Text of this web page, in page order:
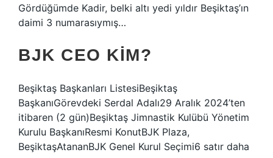
Gördüğümde Kadir, belki altı yedi yıldır Beşiktaş’ın
daimi 3 numarasıymış…
BJK CEO KIM?
Beşiktaş Başkanları ListesiBeşiktaş
BaşkanıGörevdeki Serdal Adalı29 Aralık 2024’ten
itibaren (2 gün)Beşiktaş Jimnastik Kulübü Yönetim
Kurulu BaşkanıResmi KonutBJK Plaza,
BeşiktaşAtananBJK Genel Kurul Seçimi6 satır daha